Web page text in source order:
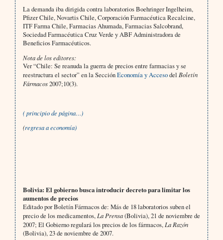
La demanda iba dirigida contra laboratorios Boehringer Ingelheim,
Pfizer Chile, Novartis Chile, Corporación Farmacéutica Recalcine,
ITF Farma Chile, Farmacias Ahumada, Farmacias Salcobrand,
Sociedad Farmacéutica Cruz Verde y ABF Administradora de
Beneficios Farmacéuticos.
Nota de los editores:
Ver “Chile: Se reanuda la guerra de precios entre farmacias y se
reestructura el sector” en la SecciónEconomía y Accesodel Boletín
Fármacos2007;10(3).
( principio de página…)
(regresa a economía)
Bolivia: El gobierno busca introducir decreto para limitar los
aumentos de precios
Editado por Boletín Fármacos de: Más de 18 laboratorios suben el
precio de los medicamentos, La Prensa(Bolivia), 21 de noviembre de
2007; El Gobierno regulará los precios de los fármacos, La Razón
(Bolivia), 23 de noviembre de 2007.